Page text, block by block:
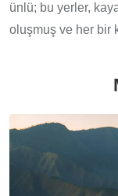
ünlü; bu yerler,
oluşmuş ve her bir